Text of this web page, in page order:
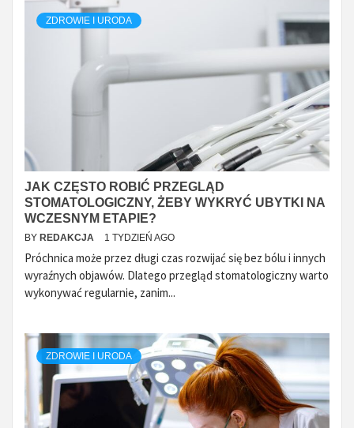
ZDROWIE I URODA
JAK CZĘSTO ROBIĆ PRZEGLĄD
STOMATOLOGICZNY, ŻEBY WYKRYĆ UBYTKI NA
WCZESNYM ETAPIE?
BY REDAKCJA 1 TYDZIEŃ AGO
Próchnica może przez długi czas rozwijać się bez bólu i innych
wyraźnych objawów. Dlatego przegląd stomatologiczny warto
wykonywać regularnie, zanim...
ZDROWIE I URODA